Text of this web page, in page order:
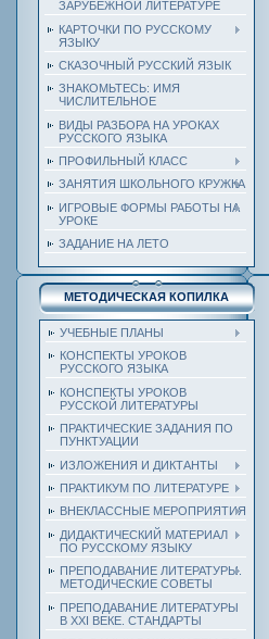
ЗАРУБЕЖНОЙ ЛИТЕРАТУРЕ
КАРТОЧКИ ПО РУССКОМУ
ЯЗЫКУ
СКАЗОЧНЫЙ РУССКИЙ ЯЗЫК
ЗНАКОМЬТЕСЬ: ИМЯ
ЧИСЛИТЕЛЬНОЕ
ВИДЫ РАЗБОРА НА УРОКАХ
РУССКОГО ЯЗЫКА
ПРОФИЛЬНЫЙ КЛАСС
ЗАНЯТИЯ ШКОЛЬНОГО КРУЖКА
ИГРОВЫЕ ФОРМЫ РАБОТЫ НА
УРОКЕ
ЗАДАНИЕ НА ЛЕТО
МЕТОДИЧЕСКАЯ КОПИЛКА
УЧЕБНЫЕ ПЛАНЫ
КОНСПЕКТЫ УРОКОВ
РУССКОГО ЯЗЫКА
КОНСПЕКТЫ УРОКОВ
РУССКОЙ ЛИТЕРАТУРЫ
ПРАКТИЧЕСКИЕ ЗАДАНИЯ ПО
ПУНКТУАЦИИ
ИЗЛОЖЕНИЯ И ДИКТАНТЫ
ПРАКТИКУМ ПО ЛИТЕРАТУРЕ
ВНЕКЛАССНЫЕ МЕРОПРИЯТИЯ
ДИДАКТИЧЕСКИЙ МАТЕРИАЛ
ПО РУССКОМУ ЯЗЫКУ
ПРЕПОДАВАНИЕ ЛИТЕРАТУРЫ.
МЕТОДИЧЕСКИЕ СОВЕТЫ
ПРЕПОДАВАНИЕ ЛИТЕРАТУРЫ
В XXI ВЕКЕ. СТАНДАРТЫ